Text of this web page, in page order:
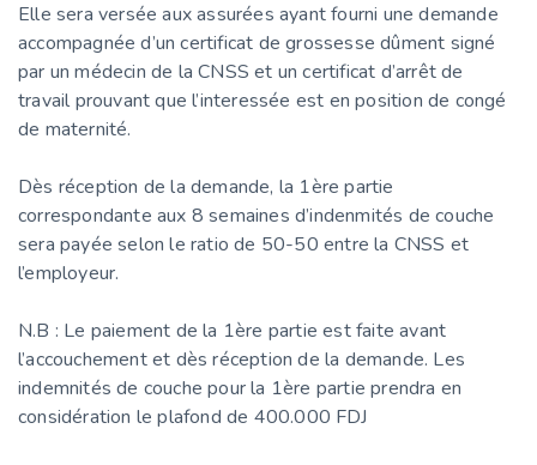
Elle sera versée aux assurées ayant fourni une demande
accompagnée d’un certificat de grossesse dûment signé
par un médecin de la CNSS et un certificat d’arrêt de
travail prouvant que l’interessée est en position de congé
de maternité.
Dès réception de la demande, la 1ère partie
correspondante aux 8 semaines d’indenmités de couche
sera payée selon le ratio de 50-50 entre la CNSS et
l’employeur.
N.B : Le paiement de la 1ère partie est faite avant
l’accouchement et dès réception de la demande. Les
indemnités de couche pour la 1ère partie prendra en
considération le plafond de 400.000 FDJ